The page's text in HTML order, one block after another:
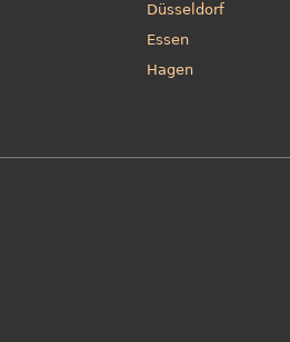
Düsseldorf
Essen
Hagen